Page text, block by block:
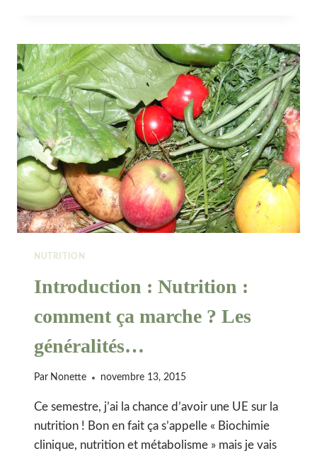
NUTRITION
Introduction : Nutrition :
comment ça marche ? Les
généralités…
Par Nonette novembre 13, 2015
Ce semestre, j’ai la chance d’avoir une UE sur la
nutrition ! Bon en fait ça s’appelle « Biochimie
clinique, nutrition et métabolisme » mais je vais